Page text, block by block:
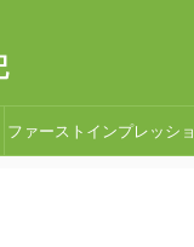
ファーストインプレッショ